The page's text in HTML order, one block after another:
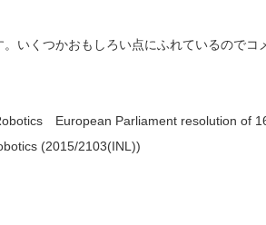
。いくつかおもしろい点にふれているのでコ
European Parliament resolution of
(2015/2103(INL))